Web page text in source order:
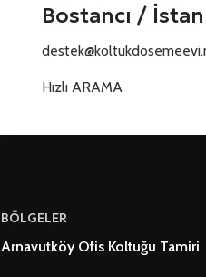
Bostancı /
Hızlı ARAMA
BÖLGELER
Arnavutköy Ofis Koltuğu Tamiri